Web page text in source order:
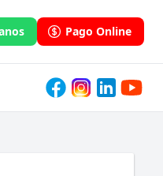
Pago Online